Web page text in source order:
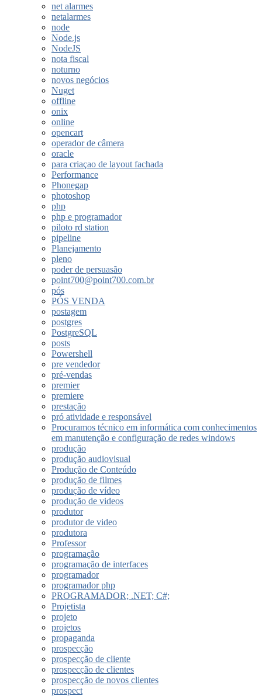
net alarmes
netalarmes
node
Node.js
NodeJS
nota fiscal
noturno
novos negócios
Nuget
offline
onix
online
opencart
operador de câmera
oracle
para criaçao de layout fachada
Performance
Phonegap
photoshop
php
php e programador
piloto rd station
pipeline
Planejamento
pleno
poder de persuasão
point700@point700.com.br
pós
PÓS VENDA
postagem
postgres
PostgreSQL
posts
Powershell
pre vendedor
pré-vendas
premier
premiere
prestação
pró atividade e responsável
Procuramos técnico em informática com conhecimentos
em manutenção e configuração de redes windows
produção
produção audiovisual
Produção de Conteúdo
produção de filmes
produção de vídeo
produção de videos
produtor
produtor de video
produtora
Professor
programação
programação de interfaces
programador
programador php
PROGRAMADOR; .NET; C#;
Projetista
projeto
projetos
propaganda
prospecção
prospecção de cliente
prospecção de clientes
prospecção de novos clientes
prospect